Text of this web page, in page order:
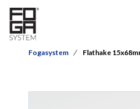
Fogasystem Flathake